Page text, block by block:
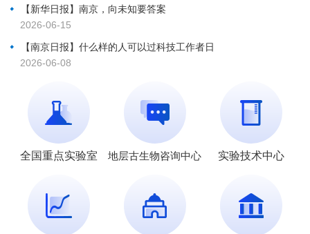
【新华日报】南京，向未知要答案
2026-06-15
【南京日报】什么样的人可以过科技工作者日
2026-06-08
全国重点实验室 地层古生物咨询中心 实验技术中心